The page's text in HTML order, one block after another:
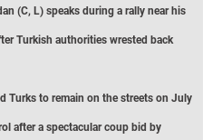
(C, L) speaks during a rally near his
Turkish authorities wrested back
Turks to remain on the streets on July
after a spectacular coup bid by